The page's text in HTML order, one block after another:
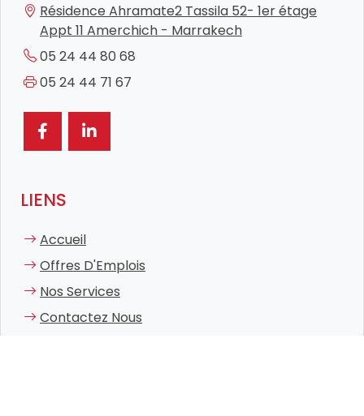
Résidence Ahramate2 Tassila 52- 1er étage
Appt 11 Amerchich - Marrakech
05 24 44 80 68
05 24 44 71 67
LIENS
Accueil
Offres D'Emplois
Nos Services
Contactez Nous